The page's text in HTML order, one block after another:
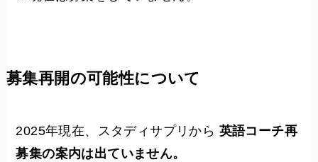
募集再開の可能性について
2025年現在、スタディサプリから 英語コーチ再
募集の案内は出ていません。